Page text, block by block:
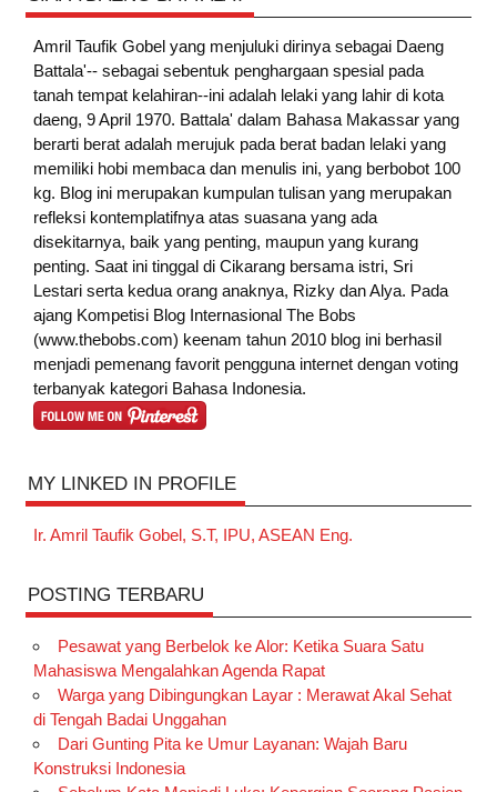
Amril Taufik Gobelyang menjuluki dirinya sebagai Daeng
Battala'-- sebagai sebentuk penghargaan spesial pada
tanah tempat kelahiran--ini adalah lelaki yang lahir di kota
daeng, 9 April 1970. Battala' dalam Bahasa Makassar yang
berarti berat adalah merujuk pada berat badan lelaki yang
memiliki hobi membaca dan menulis ini, yang berbobot 100
kg. Blog ini merupakan kumpulan tulisan yang merupakan
refleksi kontemplatifnya atas suasana yang ada
disekitarnya, baik yang penting, maupun yang kurang
penting. Saat ini tinggal di Cikarang bersama istri, Sri
Lestari serta kedua orang anaknya, Rizky dan Alya. Pada
ajang Kompetisi Blog Internasional The Bobs
(www.thebobs.com) keenam tahun 2010 blog ini berhasil
menjadi pemenang favorit pengguna internet dengan voting
terbanyak kategori Bahasa Indonesia.
MY LINKED IN PROFILE
Ir. Amril Taufik Gobel, S.T, IPU, ASEAN Eng.
POSTING TERBARU
Pesawat yang Berbelok ke Alor: Ketika Suara Satu
Mahasiswa Mengalahkan Agenda Rapat
Warga yang Dibingungkan Layar : Merawat Akal Sehat
di Tengah Badai Unggahan
Dari Gunting Pita ke Umur Layanan: Wajah Baru
Konstruksi Indonesia